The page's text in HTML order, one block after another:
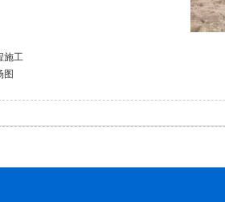
施工
图